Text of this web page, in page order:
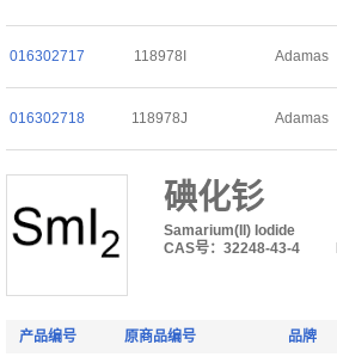
016302717 118978I Adamas
016302718 118978J Adamas
碘化钐
Samarium(II) Iodide
CAS号：32248-43-4
产品编号 原商品编号 品牌